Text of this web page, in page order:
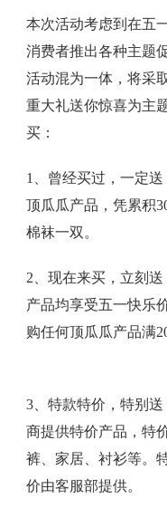
本次活动考虑到在五
消费者推出各种主题
活动混为一体，将采
重大礼送你惊喜为主
买：
1、曾经买过，一定
顶瓜瓜产品，凭累积
棉袜一双。
2、现在来买，立刻
产品均享受五一快乐
购任何顶瓜瓜产品满
3、特款特价，特别
商提供特价产品，特
裤、家居、衬衫等。
价由客服部提供。